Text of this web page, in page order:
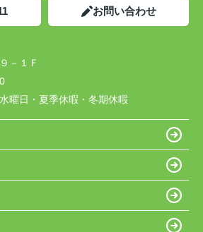
お問い合わせ
－１Ｆ
曜日・夏季休暇・冬期休暇